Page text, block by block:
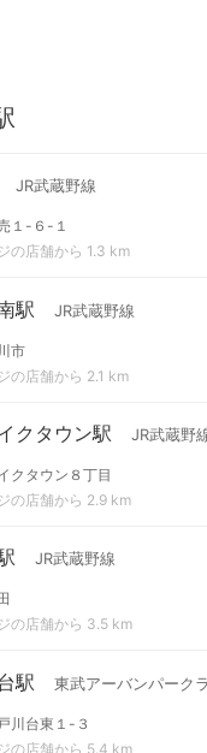
JR武蔵野線
１-６-１
の店舗から 1.3 km
駅 JR武蔵野線
市
の店舗から 2.1 km
クタウン駅 JR武蔵野
クタウン８丁目
の店舗から 2.9 km
JR武蔵野線
の店舗から 3.5 km
駅 東武アーバンパーク
川台東１-３
の店舗から 5.4 km